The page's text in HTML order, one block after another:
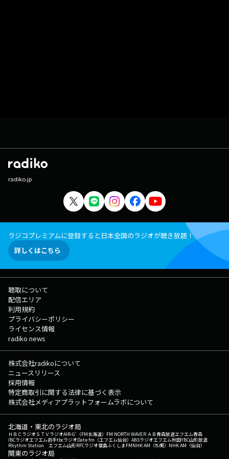
radiko.jp
ラジコプレミアムに登録すると日本全国のラジオが聴き放題！
詳しくはこちら
聴取について
配信エリア
利用規約
プライバシーポリシー
ライセンス情報
radiko news
株式会社radikoについて
ニュースリリース
採用情報
特定商取引に関する法律に基づく表示
株式会社メディアプラットフォームラボについて
北海道・東北のラジオ局
ＨＢＣラジオＳＴＶラジオAIR-G'（FM北海道） FM NORTH WAVEＲＡＢ青森放送エフエム青森
IBCラジオエフエム岩手tbcラジオDate fm（エフエム仙台） ABSラジオエフエム秋田YBC山形放送
Rhythm Station エフエム山形RFCラジオ福島ふくしまFMNHK AM（札幌） NHK AM（仙台）
関東のラジオ局